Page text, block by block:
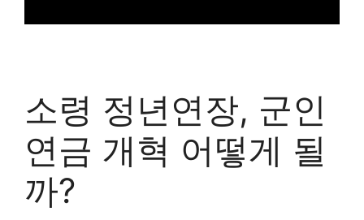
소령 정년연장, 군인
연금 개혁 어떻게 될
까?